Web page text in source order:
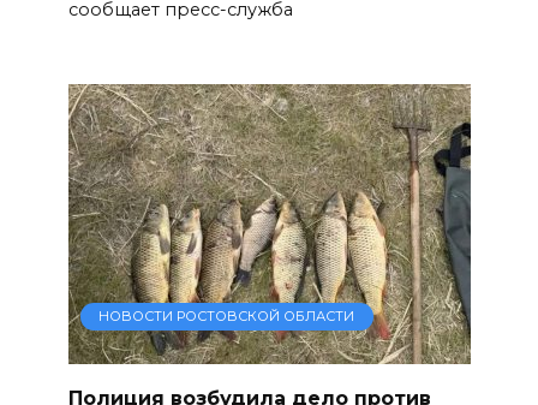
сообщает пресс-служба
НОВОСТИ РОСТОВСКОЙ ОБЛАСТИ
Полиция возбудила дело против